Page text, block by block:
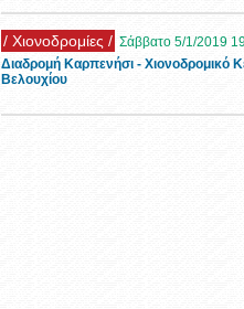
/ Ρεπορτάζ / Τρίτη 1/1/2019 11:26
Όμορφες εικόνες με χιόνι στο